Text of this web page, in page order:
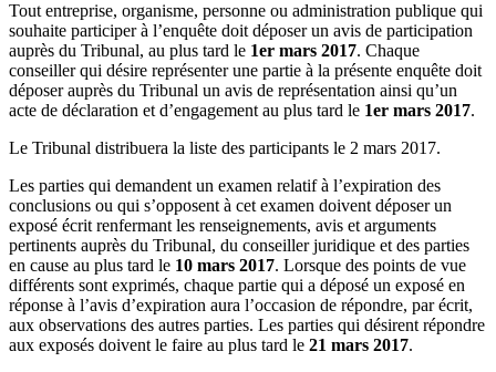
Tout entreprise, organisme, personne ou administration publique qui
souhaite participer à l’enquête doit déposer un avis de participation
auprès du Tribunal, au plus tard le 1er mars 2017. Chaque
conseiller qui désire représenter une partie à la présente enquête doit
déposer auprès du Tribunal un avis de représentation ainsi qu’un
acte de déclaration et d’engagement au plus tard le 1er mars 2017.
Le Tribunal distribuera la liste des participants le 2 mars 2017.
Les parties qui demandent un examen relatif à l’expiration des
conclusions ou qui s’opposent à cet examen doivent déposer un
exposé écrit renfermant les renseignements, avis et arguments
pertinents auprès du Tribunal, du conseiller juridique et des parties
en cause au plus tard le 10 mars 2017. Lorsque des points de vue
différents sont exprimés, chaque partie qui a déposé un exposé en
réponse à l’avis d’expiration aura l’occasion de répondre, par écrit,
aux observations des autres parties. Les parties qui désirent répondre
aux exposés doivent le faire au plus tard le 21 mars 2017.